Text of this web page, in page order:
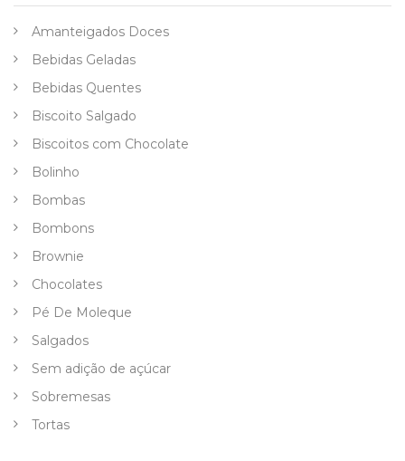
Amanteigados Doces
Bebidas Geladas
Bebidas Quentes
Biscoito Salgado
Biscoitos com Chocolate
Bolinho
Bombas
Bombons
Brownie
Chocolates
Pé De Moleque
Salgados
Sem adição de açúcar
Sobremesas
Tortas